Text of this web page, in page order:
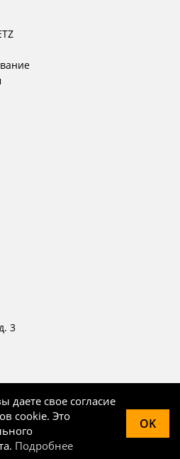
3
— 2026
даете свое согласие
cookie. Это
Подробнее
OK